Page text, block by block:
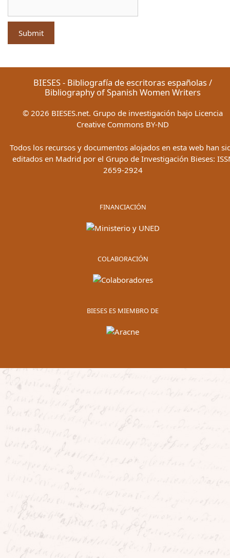
BIESES - Bibliografía de escritoras españolas /
Bibliography of Spanish Women Writers
© 2026 BIESES.net. Grupo de investigación bajo Licencia
Creative Commons BY-ND
Todos los recursos y documentos alojados en esta web han
editados en Madrid por el Grupo de Investigación Bieses:
2659-2924
FINANCIACIÓN
COLABORACIÓN
BIESES ES MIEMBRO DE